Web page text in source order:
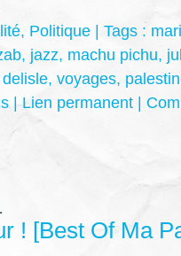
, Politique | Tags :
, jazz, machu pichu,
, voyages,
| Lien permanent |
! [Best Of Ma